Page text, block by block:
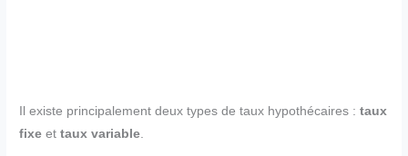
Il existe principalement deux types de taux hypothécaires :taux
fixe ettaux variable